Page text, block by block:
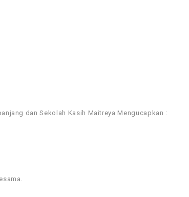
dan Sekolah Kasih Maitreya​ Mengucapkan :